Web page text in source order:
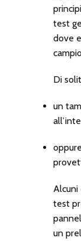
test
dove
Di
un
Alcuni
test
un